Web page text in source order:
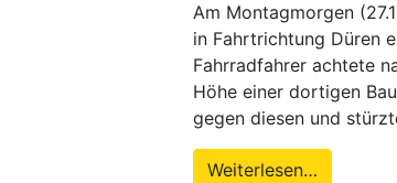
Am Montagmorgen
in Fahrtrichtung Düren
Fahrradfahrer achtete
Höhe einer dortigen
gegen diesen und
Weiterlesen…